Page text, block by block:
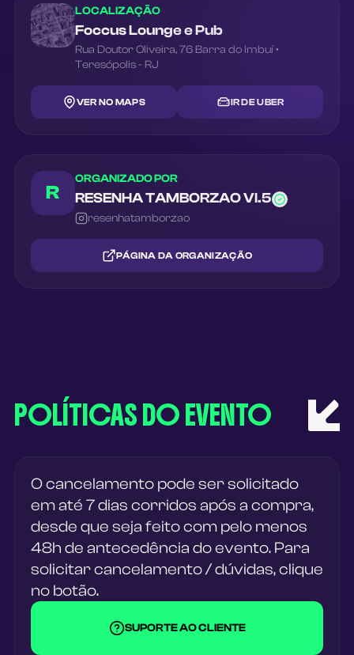
LOCALIZAÇÃO
Foccus Lounge e Pub
Rua Doutor Oliveira,76 Barra do Imbuí•
Teresópolis- RJ
VER NO MAPS IR DE UBER
R
ORGANIZADO POR
RESENHA TAMBORZAO Vl.5
resenhatamborzao
PÁGINA DA ORGANIZAÇÃO
POLÍTICAS DO EVENTO
O cancelamento pode ser solicitado
em até 7 dias corridos após a compra,
desde que seja feito com pelo menos
48h de antecedência do evento. Para
solicitar cancelamento / dúvidas, clique
no botão.
SUPORTE AO CLIENTE